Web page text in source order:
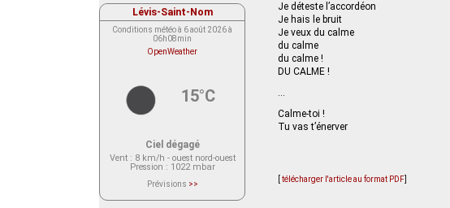
Je déteste l’accordéon
Je hais le bruit
Je veux du calme
du calme
du calme !
DU CALME !
…
Calme-toi !
Tu vas t’énerver
télécharger l'article au format PDF
Lévis-Saint-Nom
Conditions météo à 6 août 2026 à
06h08min
OpenWeather
15°C
Ciel dégagé
Vent: 8 km/h - ouest nord-ouest
Pression : 1022 mbar
Prévisions >>
actuellement aucune prévision